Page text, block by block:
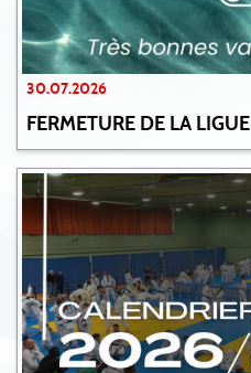
30.07.2026
FERMETURE DE LA LIGUE